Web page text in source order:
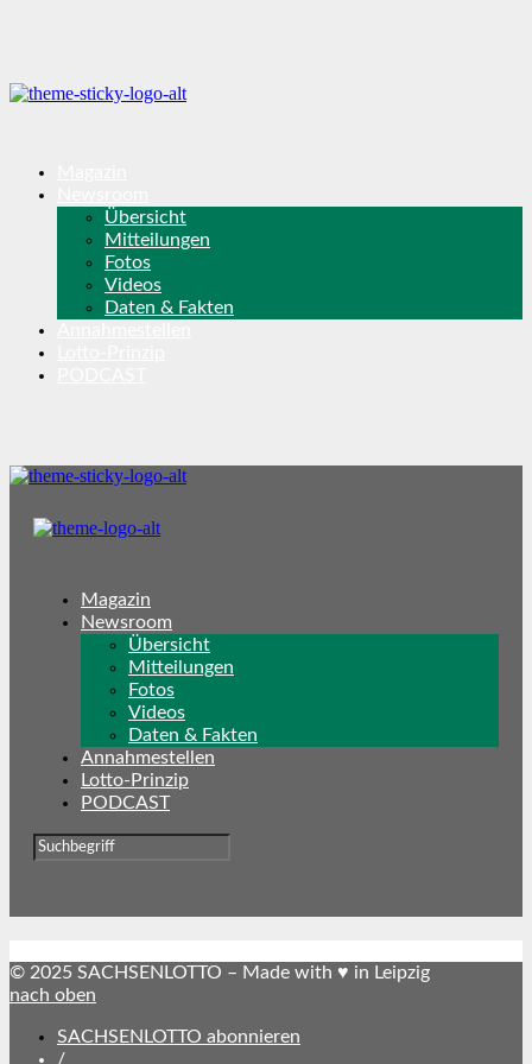
Übersicht
Mitteilungen
Fotos
Videos
Daten & Fakten
Magazin
Newsroom
Übersicht
Mitteilungen
Fotos
Videos
Daten & Fakten
Annahmestellen
Lotto-Prinzip
PODCAST
© 2025 SACHSENLOTTO – Made with ♥ in Leipzig
nach oben
SACHSENLOTTO abonnieren
/